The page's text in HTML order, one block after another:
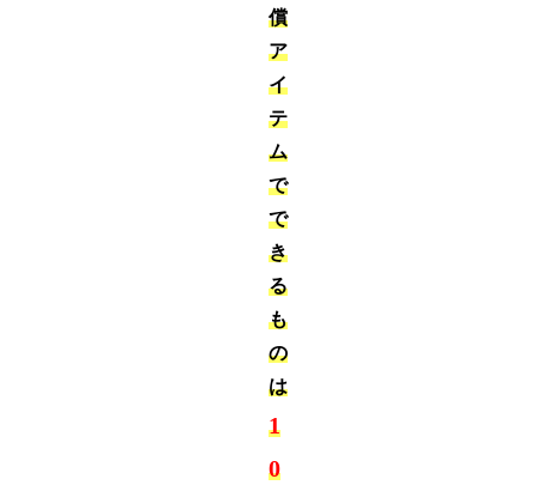
償
ア
イ
テ
ム
で
で
き
る
も
の
は
1
0